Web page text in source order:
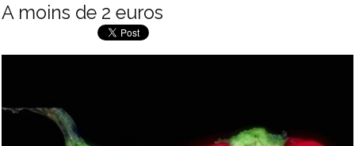
A moins de 2 euros